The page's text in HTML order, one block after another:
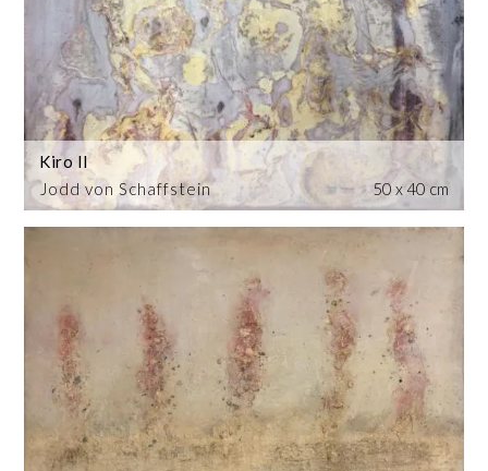
Jodd von Schaffstein
Kiro II
50 x 40 cm